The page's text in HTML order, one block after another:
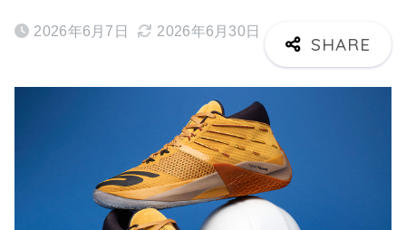
2026年6月7日 2026年6月30日